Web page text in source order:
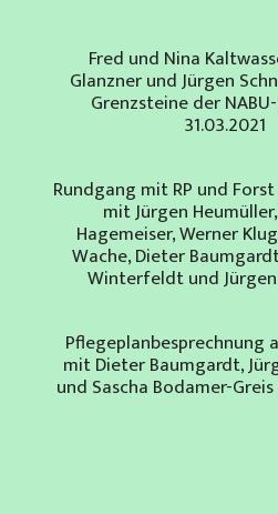
Fred und Nina
Glanzner und Jürgen
Grenzsteine der
31.03.2021
Rundgang mit RP und
mit Jürgen
Hagemeiser, Werner
Wache, Dieter
Winterfeldt und
Pflegeplanbesprechnung
mit Dieter Baumgardt,
und Sascha Bodamer-